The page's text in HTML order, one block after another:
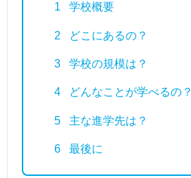
1 学校概要
2 どこにあるの？
3 学校の規模は？
4 どんなことが学べるの？
5 主な進学先は？
6 最後に